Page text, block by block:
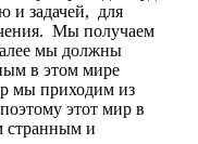
и задачей, для
Мы получаем
мы должны
в этом мире
мы приходим из
этот мир в
странным и